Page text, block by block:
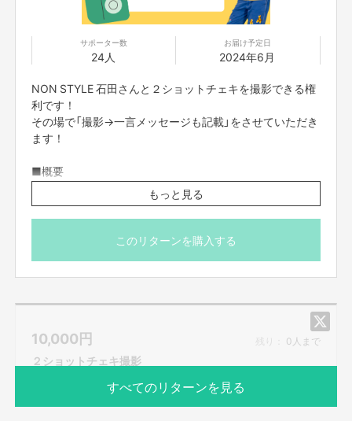
サポーター数
24人
お届け予定日
2024年6月
NON STYLE 石田さんと２ショットチェキを撮影できる権
利です！
その場で「撮影→一言メッセージも記載」をさせていただき
ます！
■概要
日時：6月30日 (日) 15:00~16:00
場所：大阪市内某所
※会場の都合により、皆様撮影次第終了とさせていただき
セージ機能にてご案内させていただきます。
※基本的に返金は承っておりません。万が一イベントの中
止等によるリターンが履行できない状況においては、その
後の対応についてご連絡させていただきます。
※当日はスタッフの指示に従っていただきます。イベント
もっと見る
このリターンを購入する
10,000円 残り： 0人まで
２ショットチェキ撮影
すべてのリターンを見る